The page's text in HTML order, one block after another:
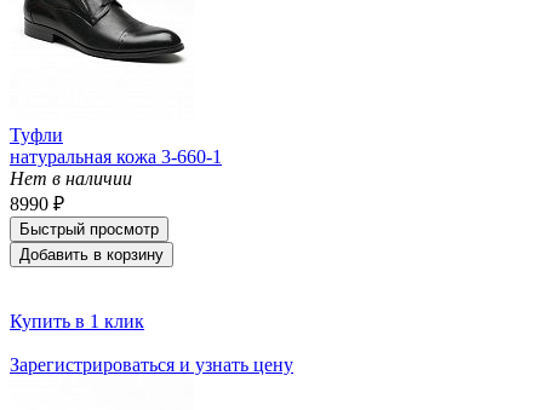
Туфли
натуральная кожа 3-660-1
Нет в наличии
8990 ₽
Быстрый просмотр
Добавить в корзину
Купить в 1 клик
Зарегистрироваться и узнать цену